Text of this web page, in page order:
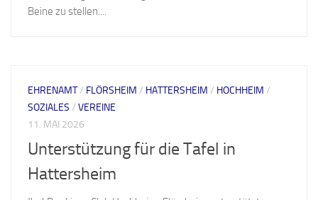
Beine zu stellen....
EHRENAMT/ FLÖRSHEIM / HATTERSHEIM / HOCHHEIM /
SOZIALES / VEREINE
11. MAI 2026
Unterstützung für die Tafel in
Hattersheim